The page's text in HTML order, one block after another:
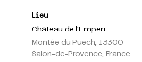
Lieu
Château de l'Emperi
Montée du Puech, 13300
Salon-de-Provence, France